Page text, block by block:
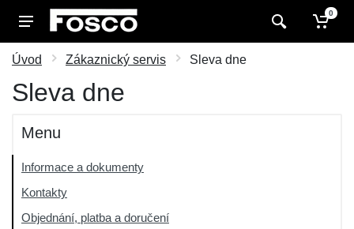
0
Úvod Zákaznický servis Sleva dne
Sleva dne
Menu
Informace a dokumenty
Kontakty
Objednání, platba a doručení